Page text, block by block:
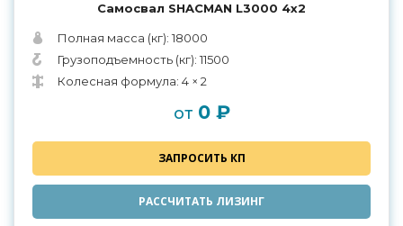
Самосвал SHACMAN L3000 4x2
Полная масса (кг): 18000
Грузоподъемность (кг): 11500
Колесная формула: 4 × 2
от 0 ₽
ЗАПРОСИТЬ КП
РАССЧИТАТЬ ЛИЗИНГ